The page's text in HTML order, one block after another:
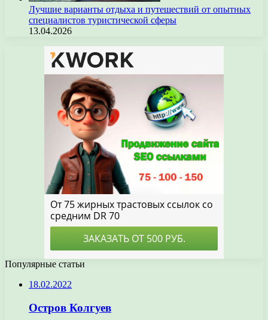
Лучшие варианты отдыха и путешествий от опытных
специалистов туристической сферы
13.04.2026
Популярные статьи
18.02.2022
Остров Колгуев